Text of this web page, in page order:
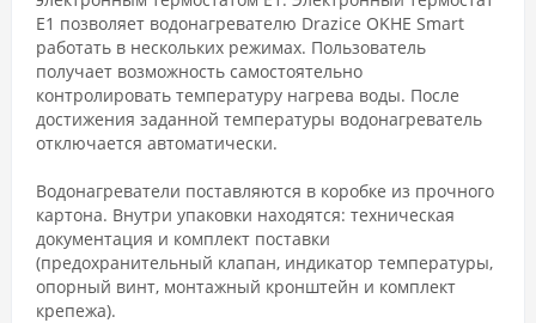
Е1 позволяет водонагревателю Drazice OKHE Smart
работать в нескольких режимах. Пользователь
получает возможность самостоятельно
контролировать температуру нагрева воды. После
достижения заданной температуры водонагреватель
отключается автоматически.
Водонагреватели поставляются в коробке из прочного
картона. Внутри упаковки находятся: техническая
документация и комплект поставки
(предохранительный клапан, индикатор температуры,
опорный винт, монтажный кронштейн и комплект
крепежа).